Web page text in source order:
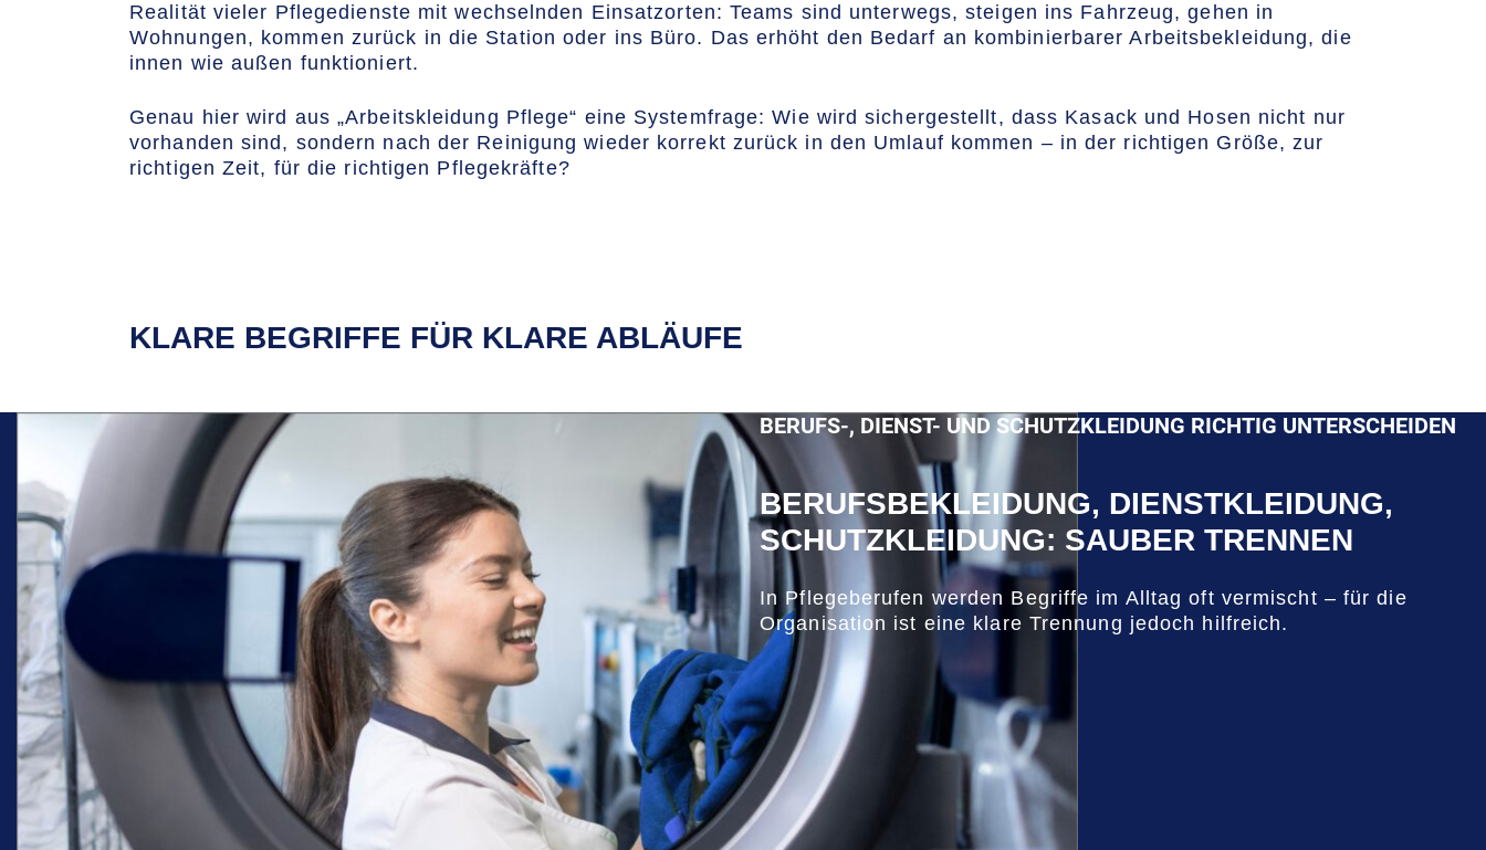
Realität vieler Pflegedienste mit wechselnden Einsatzorten: Teams sind unterwegs, steigen ins Fahrzeug, gehen in
Wohnungen, kommen zurück in die Station oder ins Büro. Das erhöht den Bedarf an kombinierbarer Arbeitsbekleidung, die
innen wie außen funktioniert.
Genau hier wird aus „Arbeitskleidung Pflege“ eine Systemfrage: Wie wird sichergestellt, dass Kasack und Hosen nicht nur
vorhanden sind, sondern nach der Reinigung wieder korrekt zurück in den Umlauf kommen – in der richtigen Größe, zur
richtigen Zeit, für die richtigen Pflegekräfte?
KLARE BEGRIFFE FÜR KLARE ABLÄUFE
BERUFS-, DIENST- UND SCHUTZKLEIDUNG RICHTIG UNTERSCHEIDEN
BERUFSBEKLEIDUNG, DIENSTKLEIDUNG,
SCHUTZKLEIDUNG: SAUBER TRENNEN
In Pflegeberufen werden Begriffe im Alltag oft vermischt – für die
Organisation ist eine klare Trennung jedoch hilfreich.